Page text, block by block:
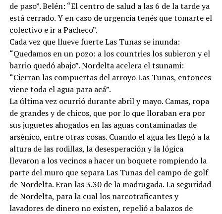
de paso”. Belén: “El centro de salud a las 6 de la tarde ya
está cerrado. Y en caso de urgencia tenés que tomarte el
colectivo e ir a Pacheco”.
Cada vez que llueve fuerte Las Tunas se inunda:
“Quedamos en un pozo: a los countries los subieron y el
barrio quedó abajo”. Nordelta acelera el tsunami:
“Cierran las compuertas del arroyo Las Tunas, entonces
viene toda el agua para acá”.
La última vez ocurrió durante abril y mayo. Camas, ropa
de grandes y de chicos, que por lo que lloraban era por
sus juguetes ahogados en las aguas contaminadas de
arsénico, entre otras cosas. Cuando el agua les llegó a la
altura de las rodillas, la desesperación y la lógica
llevaron a los vecinos a hacer un boquete rompiendo la
parte del muro que separa Las Tunas del campo de golf
de Nordelta. Eran las 3.30 de la madrugada. La seguridad
de Nordelta, para la cual los narcotraficantes y
lavadores de dinero no existen, repelió a balazos de